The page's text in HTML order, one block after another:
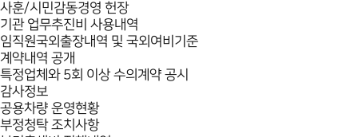
사훈/시민감동경영 헌장
기관 업무추진비 사용내역
임직원국외출장내역 및 국외여비기준
계약내역 공개
특정업체와 5회 이상 수의계약 공시
감사정보
공용차량 운영현황
부정청탁 조치사항